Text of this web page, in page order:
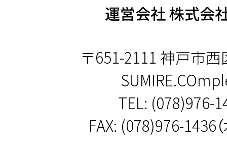
運営会社 株式会
〒651-2111 神戸市
TEL: (078)976-
FAX: (078)976-1436